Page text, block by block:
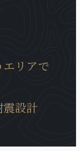
分、イノバイ
に便利な場所
ムに居ても、
。
分、イノバイ
に便利な場所
リアで
通り、ダオタ
には多様な商
震設計
耐震構造のビ